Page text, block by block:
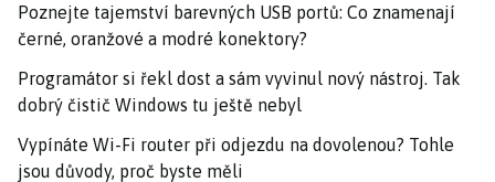
Poznejte tajemství barevných USB portů: Co znamenají
černé, oranžové a modré konektory?
Programátor si řekl dost a sám vyvinul nový nástroj. Tak
dobrý čistič Windows tu ještě nebyl
Vypínáte Wi-Fi router při odjezdu na dovolenou? Tohle
jsou důvody, proč byste měli